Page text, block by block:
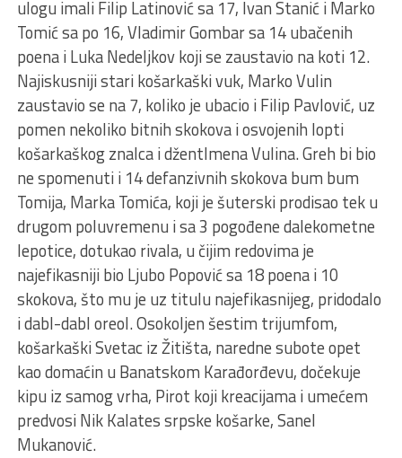
ulogu imali Filip Latinović sa 17, Ivan Stanić i Marko
Tomić sa po 16, Vladimir Gombar sa 14 ubačenih
poena i Luka Nedeljkov koji se zaustavio na koti 12.
Najiskusniji stari košarkaški vuk, Marko Vulin
zaustavio se na 7, koliko je ubacio i Filip Pavlović, uz
pomen nekoliko bitnih skokova i osvojenih lopti
košarkaškog znalca i džentlmena Vulina. Greh bi bio
ne spomenuti i 14 defanzivnih skokova bum bum
Tomija, Marka Tomića, koji je šuterski prodisao tek u
drugom poluvremenu i sa 3 pogođene dalekometne
lepotice, dotukao rivala, u čijim redovima je
najefikasniji bio Ljubo Popović sa 18 poena i 10
skokova, što mu je uz titulu najefikasnijeg, pridodalo
i dabl-dabl oreol. Osokoljen šestim trijumfom,
košarkaški Svetac iz Žitišta, naredne subote opet
kao domaćin u Banatskom Karađorđevu, dočekuje
kipu iz samog vrha, Pirot koji kreacijama i umećem
predvosi Nik Kalates srpske košarke, Sanel
Mukanović.